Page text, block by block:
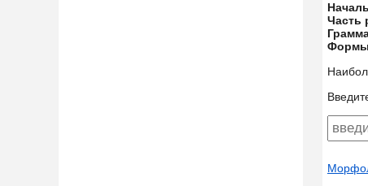
Часть